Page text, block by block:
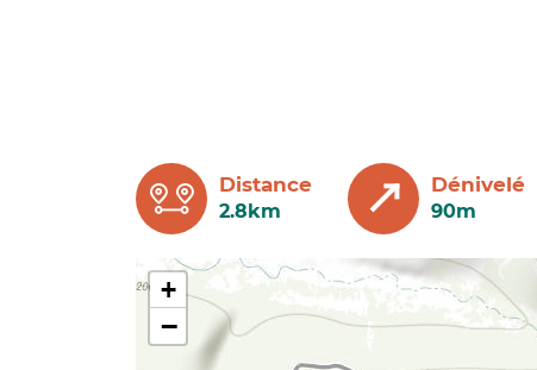
Distance
2.8km
Dénivelé
90m
+
−